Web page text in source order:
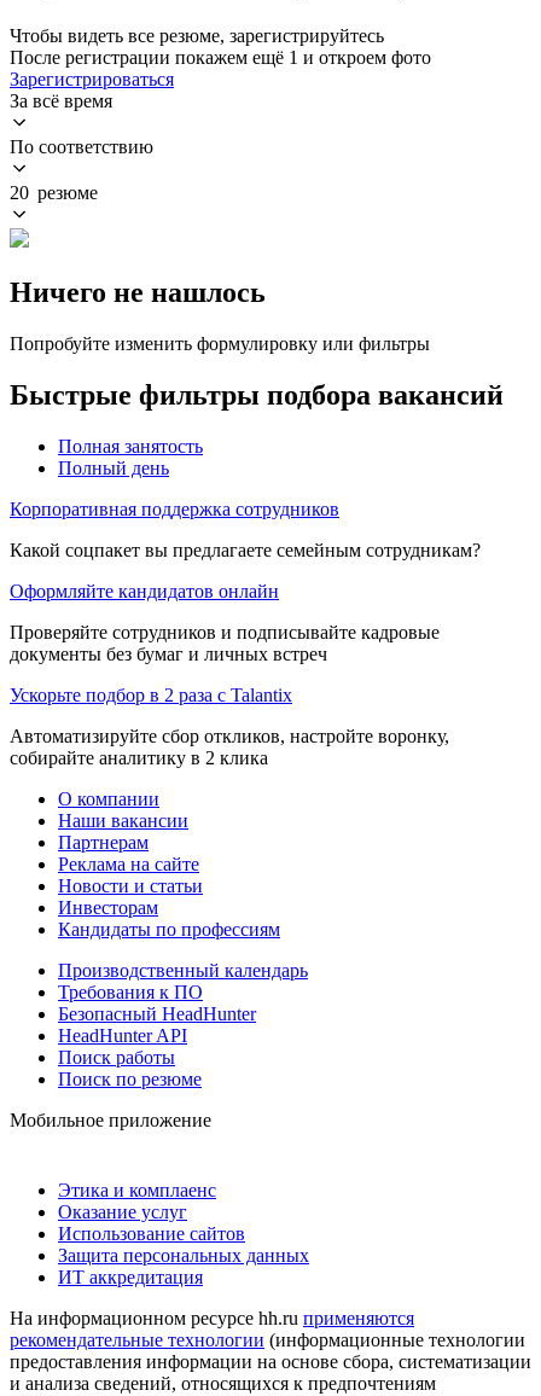
Чтобы видеть все резюме, зарегистрируйтесь
После регистрации покажем ещё 1 и откроем фото
Зарегистрироваться
За всё время
По соответствию
20 резюме
Ничего не нашлось
Попробуйте изменить формулировку или фильтры
Быстрые фильтры подбора вакансий
Полная занятость
Полный день
Корпоративная поддержка сотрудников
Какой соцпакет вы предлагаете семейным сотрудникам?
Оформляйте кандидатов онлайн
Проверяйте сотрудников и подписывайте кадровые
документы без бумаг и личных встреч
Ускорьте подбор в 2 раза с Talantix
Автоматизируйте сбор откликов, настройте воронку,
собирайте аналитику в 2 клика
О компании
Наши вакансии
Партнерам
Реклама на сайте
Новости и статьи
Инвесторам
Кандидаты по профессиям
Производственный календарь
Требования к ПО
Безопасный HeadHunter
HeadHunter API
Поиск работы
Поиск по резюме
Мобильное приложение
Этика и комплаенс
Оказание услуг
Использование сайтов
Защита персональных данных
ИТ аккредитация
На информационном ресурсе hh.ru применяются
рекомендательные технологии (информационные технологии
предоставления информации на основе сбора, систематизации
и анализа сведений, относящихся к предпочтениям